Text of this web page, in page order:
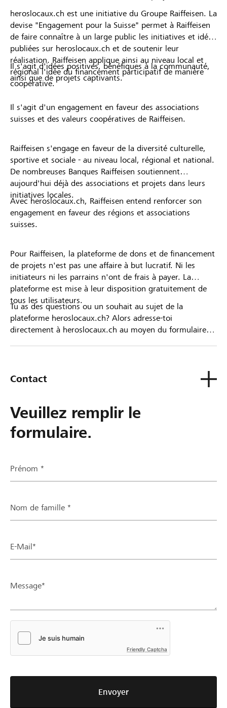
heroslocaux.ch est une initiative du Groupe Raiffeisen. La
devise "Engagement pour la Suisse" permet à Raiffeisen
de faire connaître à un large public les initiatives et idées
publiées sur heroslocaux.ch et de soutenir leur
réalisation. Raiffeisen applique ainsi au niveau local et
régional l'idée du financement participatif de manière
coopérative.
Il s'agit d'idées positives, bénéfiques à la communauté,
ainsi que de projets captivants.
Il s'agit d'un engagement en faveur des associations
suisses et des valeurs coopératives de Raiffeisen.
Raiffeisen s'engage en faveur de la diversité culturelle,
sportive et sociale - au niveau local, régional et national.
De nombreuses Banques Raiffeisen soutiennent
aujourd'hui déjà des associations et projets dans leurs
initiatives locales.
Avec heroslocaux.ch, Raiffeisen entend renforcer son
engagement en faveur des régions et associations
suisses.
Pour Raiffeisen, la plateforme de dons et de financement
de projets n'est pas une affaire à but lucratif. Ni les
initiateurs ni les parrains n'ont de frais à payer. La
plateforme est mise à leur disposition gratuitement de
tous les utilisateurs.
Tu as des questions ou un souhait au sujet de la
plateforme heroslocaux.ch? Alors adresse-toi
directement à heroslocaux.ch au moyen du formulaire
Contact
Veuillez remplir le
formulaire.
Prénom *
Nom de famille *
E-Mail*
Message*
Friendly Captcha
Envoyer